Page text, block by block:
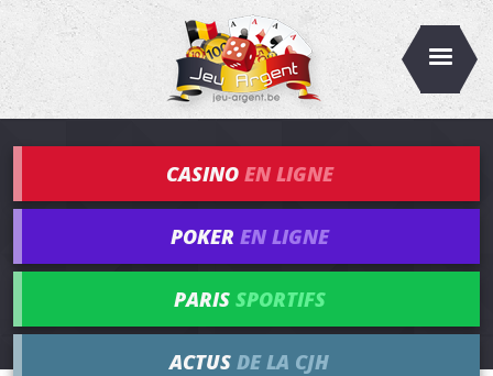
CASINO EN LIGNE
POKER EN LIGNE
PARIS SPORTIFS
ACTUS DE LA CJH